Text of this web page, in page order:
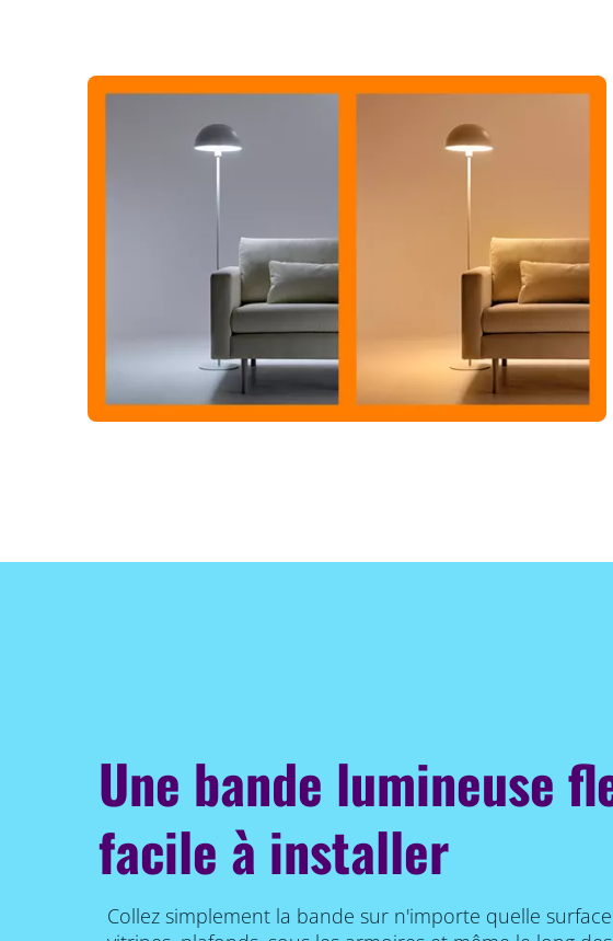
Une bande lumineuse
facile à installer
Collez simplement la bande sur n'importe quelle